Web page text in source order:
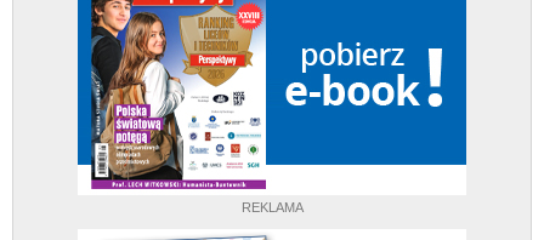
REKLAMA